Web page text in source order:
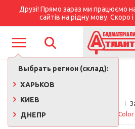
Друзі! Прямо зараз ми працюємо
сайтів на рідну мову. Скоро
Выбрать регион (склад):
ХАРЬКОВ
КИЕВ
ДНЕПР
Главная
Затирка для плитки Fuga Color